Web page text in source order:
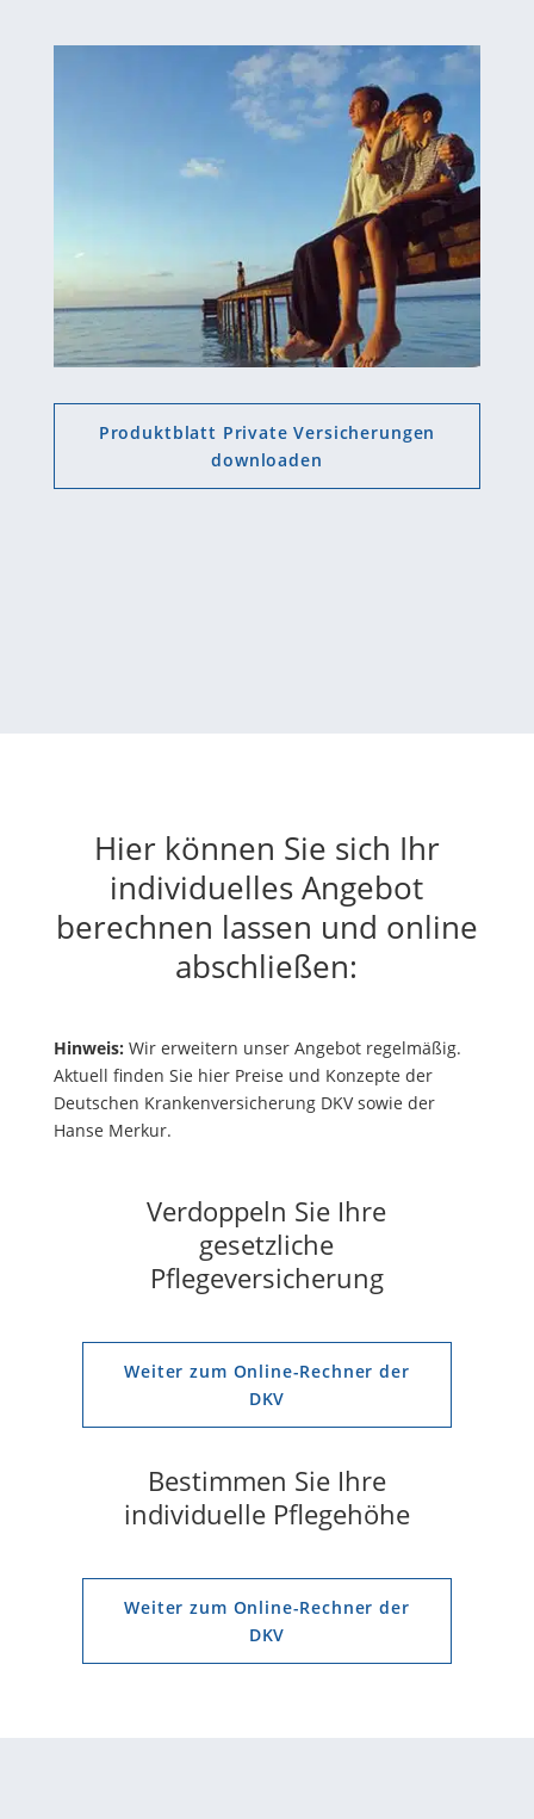
Produktblatt Private Versicherungen
downloaden
Hier können Sie sich Ihr
individuelles Angebot
berechnen lassen und online
abschließen:
Hinweis: Wir erweitern unser Angebot regelmäßig.
Aktuell finden Sie hier Preise und Konzepte der
Deutschen Krankenversicherung DKV sowie der
Hanse Merkur.
Verdoppeln Sie Ihre
gesetzliche
Pflegeversicherung
Weiter zum Online-Rechner der
DKV
Bestimmen Sie Ihre
individuelle Pflegehöhe
Weiter zum Online-Rechner der
DKV